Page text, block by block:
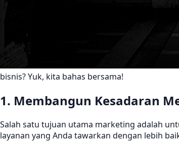
bisnis? Yuk, kita bahas bersama!
1. Membangun Kesadaran
Salah satu tujuan utama marketing adalah
layanan yang Anda tawarkan dengan lebih